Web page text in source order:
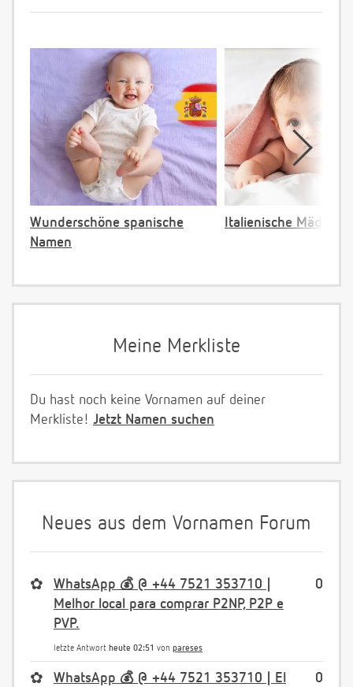
Wunderschöne spanische
Namen
Italienische
Meine Merkliste
Du hast noch keine Vornamen auf deiner
Merkliste! Jetzt Namen suchen
Neues aus dem Vornamen Forum
0
✿
WhatsApp 💰 @ +44 7521 353710 |
Melhor local para comprar P2NP, P2P e
PVP.
letzte Antwort heute 02:51 von pareses
0
✿
WhatsApp 💰 @ +44 7521 353710 | El